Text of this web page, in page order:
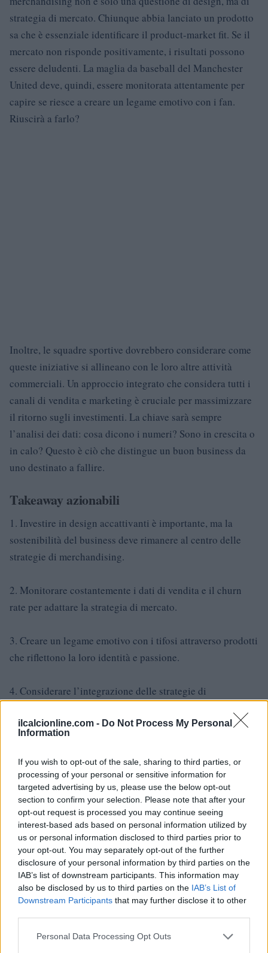
ilcalcionline.com - Do Not Process My Personal
Information
If you wish to opt-out of the sale, sharing to third parties, or
processing of your personal or sensitive information for
targeted advertising by us, please use the below opt-out
section to confirm your selection. Please note that after your
opt-out request is processed you may continue seeing
interest-based ads based on personal information utilized by
us or personal information disclosed to third parties prior to
your opt-out. You may separately opt-out of the further
disclosure of your personal information by third parties on the
IAB’s list of downstream participants. This information may
also be disclosed by us to third parties on the IAB’s List of
Downstream Participants that may further disclose it to other
Please note that this website/app uses one or more Google
Personal Data Processing Opt Outs
strategia di mercato. Chiunque abbia lanciato un prodotto
sa che è essenziale identificare il product-market fit. Se il
mercato non risponde positivamente, i risultati possono
essere deludenti. La maglia da baseball del Manchester
United deve, quindi, essere monitorata attentamente per
capire se riesce a creare un legame emotivo con i fan.
Riuscirà a farlo?
Inoltre, le squadre sportive dovrebbero considerare come
queste iniziative si allineano con le loro altre attività
commerciali. Un approccio integrato che considera tutti i
canali di vendita e marketing è cruciale per massimizzare
il ritorno sugli investimenti. La chiave sarà sempre
l’analisi dei dati: cosa dicono i numeri? Sono in crescita o
in calo? Questo è ciò che distingue un buon business da
uno destinato a fallire.
Takeaway azionabili
1. Investire in design accattivanti è importante, ma la
sostenibilità del business deve rimanere al centro delle
strategie di merchandising.
2. Monitorare costantemente i dati di vendita e il churn
rate per adattare la strategia di mercato.
3. Creare un legame emotivo con i tifosi attraverso prodotti
che riflettono la loro identità e passione.
4. Considerare l’integrazione delle strategie di
massimizzare il ritorno sugli investimenti.
AUTORE
AiAdhubMedia